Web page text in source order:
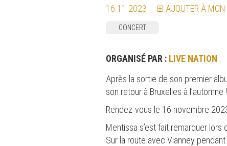
16.11.2023 AJOUTER À
CONCERT
ORGANISÉ PAR : LIVE NATION
Après la sortie de son premier
son retour à Bruxelles à l’automne !
Rendez-vous le 16 novembre
Mentissa s’est fait remarquer lors
Sur la route avec Vianney